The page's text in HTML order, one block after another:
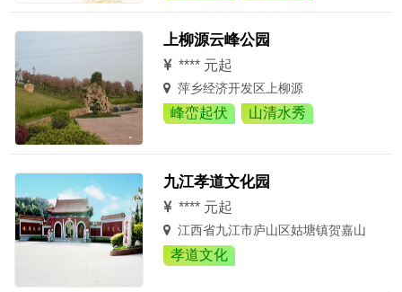
上柳源云峰公园
**** 元起
萍乡经济开发区上柳源
峰峦起伏 山清水秀
九江孝道文化园
**** 元起
江西省九江市庐山区姑塘镇贺嘉山
孝道文化